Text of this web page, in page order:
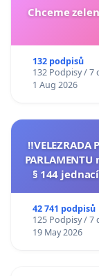
Chceme
132 podpisů
132 Podpisy / 7
1 Aug 2026
‼️VELEZRADA
§ 144
42 741 podpisů
125 Podpisy / 7
19 May 2026